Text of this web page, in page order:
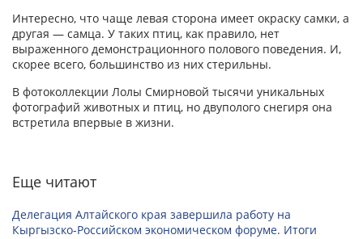
Интересно, что чаще левая сторона имеет окраску самки, а
другая — самца. У таких птиц, как правило, нет
выраженного демонстрационного полового поведения. И,
скорее всего, большинство из них стерильны.
В фотоколлекции Лолы Смирновой тысячи уникальных
фотографий животных и птиц, но двуполого снегиря она
встретила впервые в жизни.
Еще читают
Делегация Алтайского края завершила работу на
Кыргызско-Российском экономическом форуме. Итоги